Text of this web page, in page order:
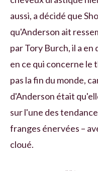
aussi, a décidé que
qu'Anderson ait
par Tory Burch, il a
en ce qui concerne le
pas la fin du monde,
d'Anderson était
sur l'une des
franges énervées –
cloué.